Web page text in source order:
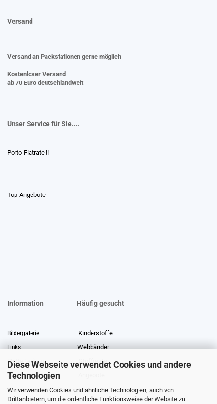
Diese Webseite verwendet Cookies und andere
Technologien
Wir verwenden Cookies und ähnliche Technologien, auch von
Drittanbietern, um die ordentliche Funktionsweise der Website zu
Versand
Versand an Packstationen gerne möglich
Kostenloser Versand
ab 70 Euro deutschlandweit
Unser Service für Sie....
Porto-Flatrate !!
Top-Angebote
Information Häufig gesucht
Bildergalerie Kinderstoffe
Links Webbänder
Stoffe Lexikon Stoffreste
Über uns
Gewerberabatt Meterware